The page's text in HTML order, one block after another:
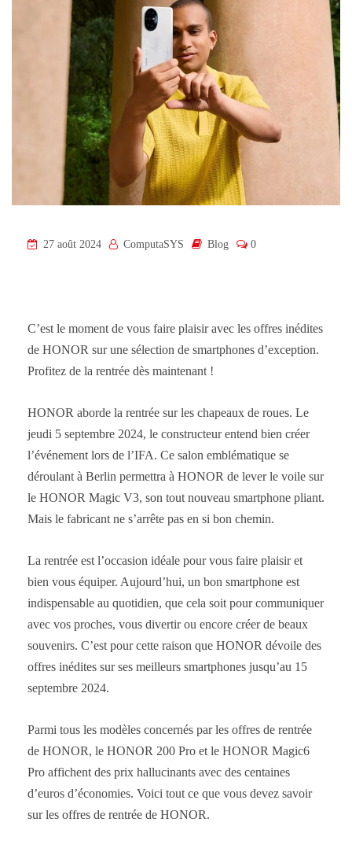
27 août 2024 ComputaSYS Blog 0
C’est le moment de vous faire plaisir avec les offres inédites
de HONOR sur une sélection de smartphones d’exception.
Profitez de la rentrée dès maintenant !
HONOR aborde la rentrée sur les chapeaux de roues. Le
jeudi 5 septembre 2024, le constructeur entend bien créer
l’événement lors de l’IFA. Ce salon emblématique se
déroulant à Berlin permettra à HONOR de lever le voile sur
le HONOR Magic V3, son tout nouveau smartphone pliant.
Mais le fabricant ne s’arrête pas en si bon chemin.
La rentrée est l’occasion idéale pour vous faire plaisir et
bien vous équiper. Aujourd’hui, un bon smartphone est
indispensable au quotidien, que cela soit pour communiquer
avec vos proches, vous divertir ou encore créer de beaux
souvenirs. C’est pour cette raison que HONOR dévoile des
offres inédites sur ses meilleurs smartphones jusqu’au 15
septembre 2024.
Parmi tous les modèles concernés par les offres de rentrée
de HONOR, le HONOR 200 Pro et le HONOR Magic6
Pro affichent des prix hallucinants avec des centaines
d’euros d’économies. Voici tout ce que vous devez savoir
sur les offres de rentrée de HONOR.